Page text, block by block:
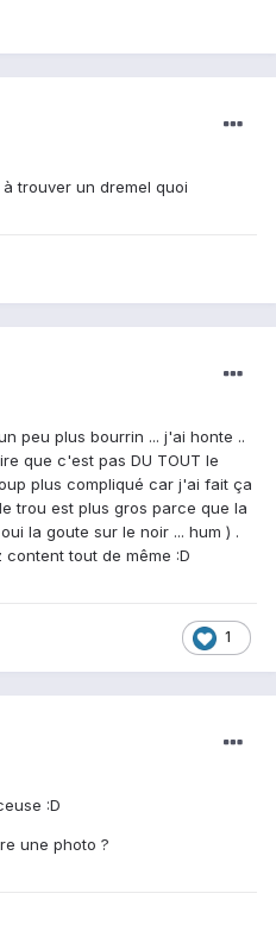
trouver un dremel quoi
peu plus bourrin ... j'ai honte ..
que c'est pas DU TOUT le
plus compliqué car j'ai fait ça
trou est plus gros parce que la
la goute sur le noir ... hum ) .
tout de même :D
1
:D
une photo ?